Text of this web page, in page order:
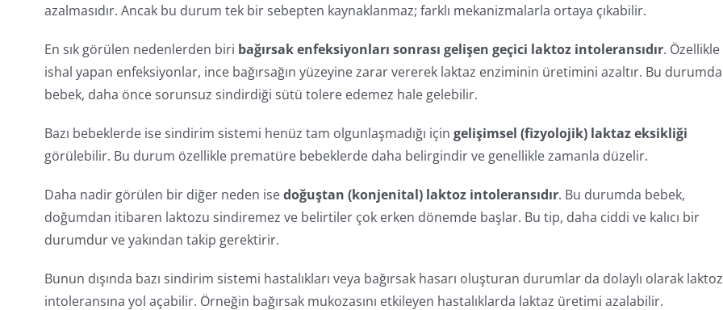
azalmasıdır. Ancak bu durum tek bir sebepten kaynaklanmaz; farklı mekanizmalarla ortaya çıkabilir.
En sık görülen nedenlerden biri bağırsak enfeksiyonları sonrası gelişen geçici laktoz intoleransıdır. Özellikle
ishal yapan enfeksiyonlar, ince bağırsağın yüzeyine zarar vererek laktaz enziminin üretimini azaltır. Bu durumda
bebek, daha önce sorunsuz sindirdiği sütü tolere edemez hale gelebilir.
Bazı bebeklerde ise sindirim sistemi henüz tam olgunlaşmadığı içingelişimsel (fizyolojik) laktaz eksikliği
görülebilir. Bu durum özellikle prematüre bebeklerde daha belirgindir ve genellikle zamanla düzelir.
Daha nadir görülen bir diğer neden isedoğuştan (konjenital) laktoz intoleransıdır. Bu durumda bebek,
doğumdan itibaren laktozu sindiremez ve belirtiler çok erken dönemde başlar. Bu tip, daha ciddi ve kalıcı bir
durumdur ve yakından takip gerektirir.
Bunun dışında bazı sindirim sistemi hastalıkları veya bağırsak hasarı oluşturan durumlar da dolaylı olarak laktoz
intoleransına yol açabilir. Örneğin bağırsak mukozasını etkileyen hastalıklarda laktaz üretimi azalabilir.